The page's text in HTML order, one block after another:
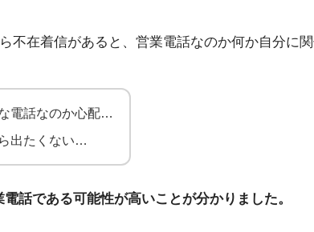
不在着信があると、営業電話なのか何か自分に
電話なのか心配…
出たくない…
話である可能性が高いことが分かりました。